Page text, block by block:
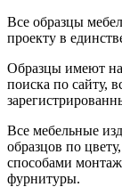
Все образцы
проекту в
Образцы имеют
поиска по сайту,
Все мебельные
образцов по
способами
фурнитуры.